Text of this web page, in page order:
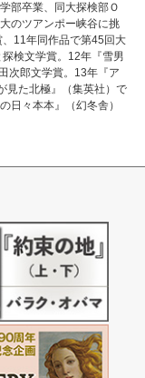
部卒業、同大探検部Ｏ
のツアンポー峡谷に挑
11年同作品で第45回大
検文学賞。12年『雪男
次郎文学賞。13年『ア
見た北極』（集英社）で
日々本本』（幻冬舎）